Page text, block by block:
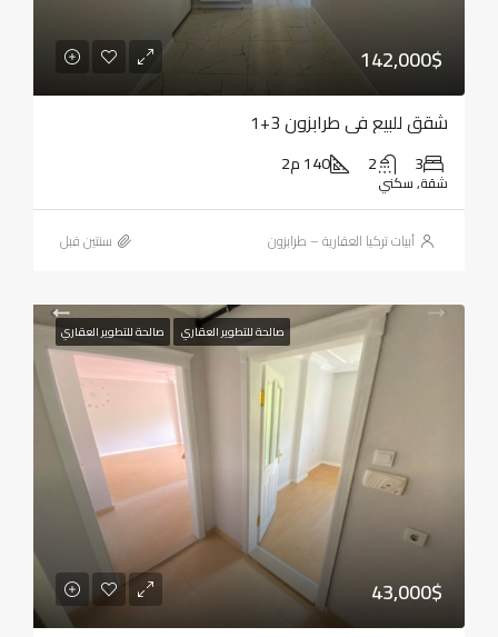
142,000$
شقق للبيع في طرابزون 3+1
3
2 140 م2
شقة, سكني
أبيات تركيا العقارية – طرابزون ‏سنتين قبل
صالحة للتطوير العقاري صالحة للتطوير العقاري
43,000$